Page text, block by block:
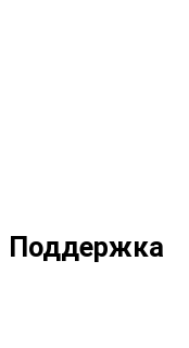
Поддержка